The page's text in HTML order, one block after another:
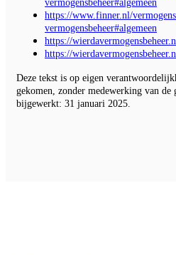
https://www.finner.nl/
vermogensbeheer#algemeen
https://
https://
Deze tekst is op eigen
gekomen, zonder medewerking van de
bijgewerkt: 31 januari 2025.